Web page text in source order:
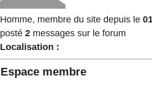
Homme, membre du site depuis le
posté 2 messages sur le forum
Localisation :
Espace membre